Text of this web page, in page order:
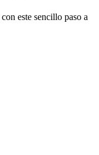
con este sencillo paso a